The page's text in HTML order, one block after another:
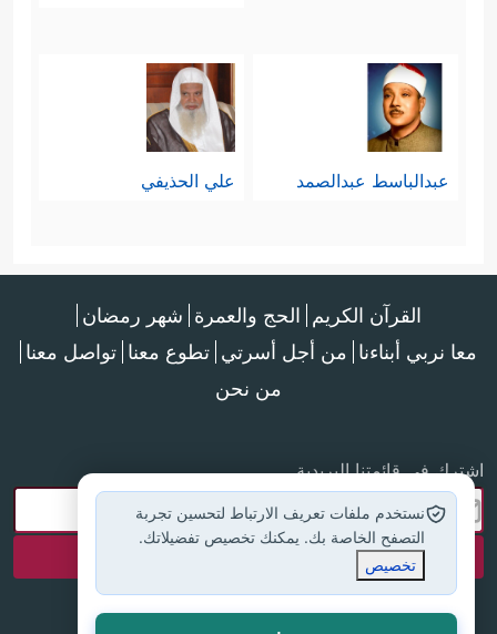
عبدالباسط عبدالصمد علي الحذيفي
القرآن الكريم الحج والعمرة شهر رمضان
معا نربي أبناءنا من أجل أسرتي تطوع معنا تواصل معنا
من نحن
اشترك في قائمتنا البريدية
نستخدم ملفات تعريف الارتباط لتحسين تجربة
التصفح الخاصة بك. يمكنك تخصيص تفضيلاتك.
تخصيص